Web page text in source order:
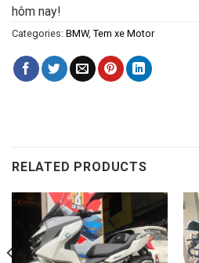
hôm nay!
Categories: BMW, Tem xe Motor
RELATED PRODUCTS